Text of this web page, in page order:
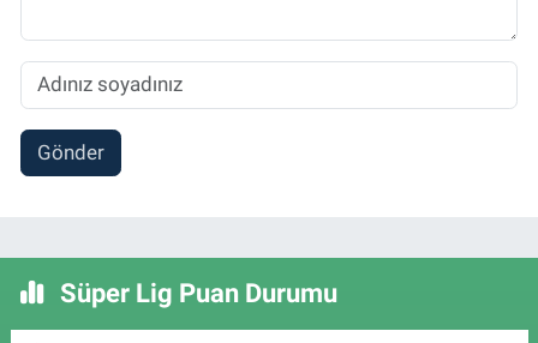
Gönder
Süper Lig Puan Durumu